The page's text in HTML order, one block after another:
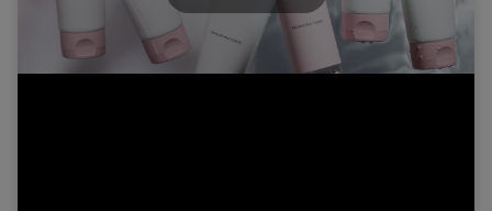
Play